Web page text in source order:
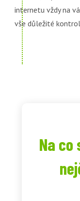
internetu vždy na
vše důležité
Na co